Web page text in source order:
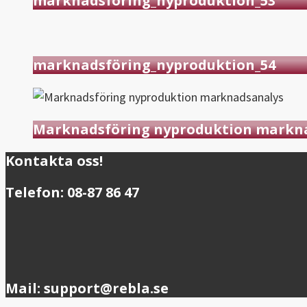
marknadsföring_nyproduktion_54
Marknadsföring nyproduktion
Kontakta oss!
Telefon: 08-87 86 47
Mail: support@rebla.se